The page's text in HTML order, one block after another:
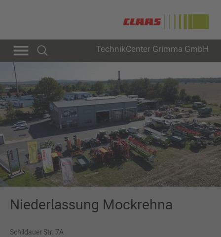
TechnikCenter Grimma GmbH
Niederlassung Mockrehna
Schildauer Str. 7A